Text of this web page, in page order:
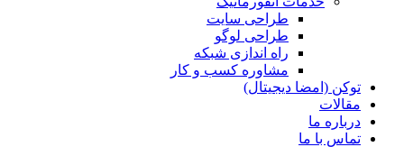
طراحی سایت
طراحی لوگو
راه اندازی شبکه
مشاوره کسب و کار
توکن (امضا دیجیتال)
مقالات
درباره ما
تماس با ما